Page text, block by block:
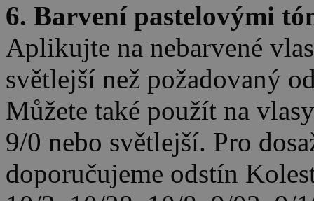
6. Barvení pastelovými
Aplikujte na nebarvené
světlejší než požadovaný
Můžete také použít na
9/0 nebo světlejší. Pro
doporučujeme odstín